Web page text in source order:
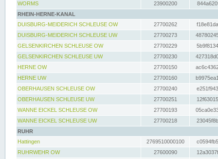
WORMS
23900200
RHEIN-HERNE-KANAL
DUISBURG-MEIDERICH SCHLEUSE OW
27700262
DUISBURG-MEIDERICH SCHLEUSE UW
27700273
GELSENKIRCHEN SCHLEUSE OW
27700229
GELSENKIRCHEN SCHLEUSE UW
27700230
HERNE OW
27700150
HERNE UW
27700160
OBERHAUSEN SCHLEUSE OW
27700240
OBERHAUSEN SCHLEUSE UW
27700251
WANNE EICKEL SCHLEUSE OW
27700193
WANNE EICKEL SCHLEUSE UW
27700218
RUHR
Hattingen
2769510000100
RUHRWEHR OW
27600090